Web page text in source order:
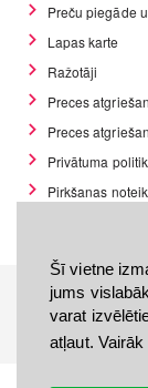
Šī vietne
jums
varat
atļaut. Vairāk
Preču piegāde
Lapas karte
Ražotāji
Preces
Preces
Privātuma
Pirkšanas
Visas tiesības
Jebkuras
atļaujas, stingri